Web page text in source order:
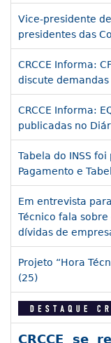
Vice-presidente
presidentes das
CRCCE Informa:
discute demandas
CRCCE Informa:
publicadas no
Tabela do INSS
Pagamento e
Em entrevista
Técnico fala
dívidas de
Projeto “Hora
(25)
CRCCE se